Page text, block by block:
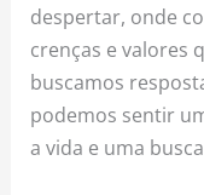
despertar, onde
crenças e valores
buscamos
podemos sentir
a vida e uma